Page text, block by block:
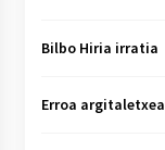
Bilbo Hiria irratia
Erroa argitaletxea